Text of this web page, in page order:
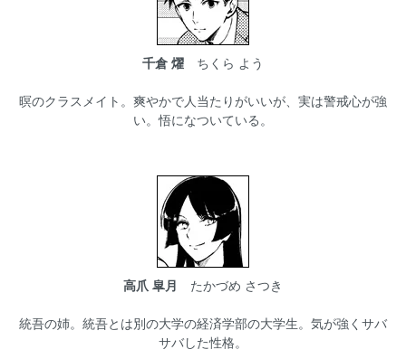
千倉 燿ちくら よう
暝のクラスメイト。爽やかで人当たりがいいが、実は警戒心が強
い。悟になついている。
高爪 皐月 たかづめ さつき
統吾の姉。統吾とは別の大学の経済学部の大学生。気が強くサバ
サバした性格。